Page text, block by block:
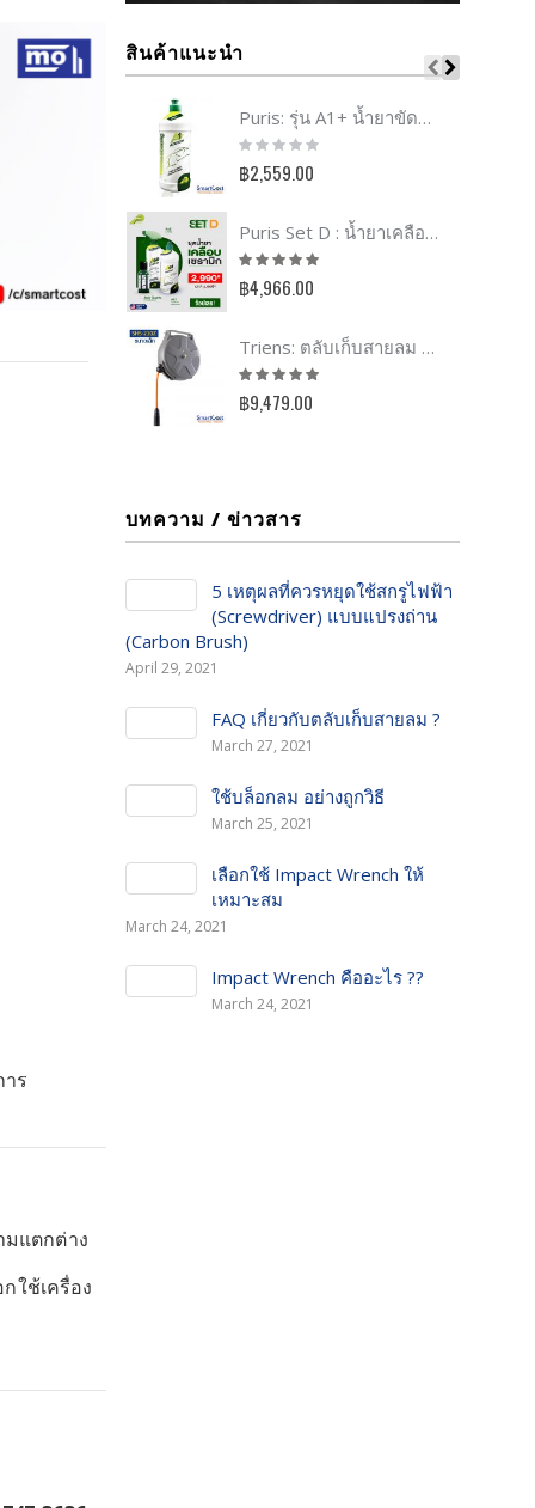
ร
แตกต่าง
ใช้เครื่อง
สินค้าแนะนำ
Puris: รุ่น A1+ น้ำยาขัดหยาบ ใช้ขัดรอยกระดาษทราย
Rating:
฿2,559.00
Puris Set D : น้ำยาเคลือบเซรามิก Quartz + สเปร์ยรีบูท A68 + แชมพูเซรามิก A61
Rating:
฿4,966.00
Triens: ตลับเก็บสายลม รุ่น S-series
Rating:
฿9,479.00
บทความ / ข่าวสาร
5 เหตุผลที่ควรหยุดใช้สกรูไฟฟ้า
(Screwdriver) แบบแปรงถ่าน
(Carbon Brush)
April 29, 2021
FAQ เกี่ยวกับตลับเก็บสายลม ?
March 27, 2021
ใช้บล็อกลม อย่างถูกวิธี
March 25, 2021
เลือกใช้ Impact Wrench ให้
เหมาะสม
March 24, 2021
Impact Wrench คืออะไร ??
March 24, 2021